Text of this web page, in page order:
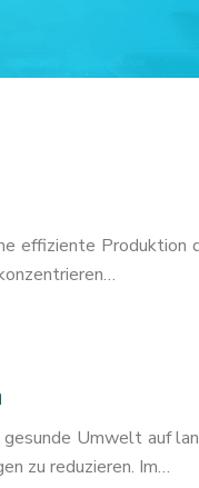
effiziente
Umwelt auf
zu reduzieren. Im…